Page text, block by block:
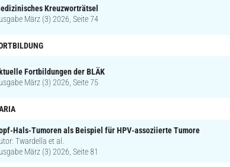
Kreuzworträtsel
März (3) 2026, Seite 74
Fortbildungen der BLÄK
März (3) 2026, Seite 75
Hals-Tumoren als Beispiel für HPV-assoziierte Tumore
Twardella et al.
März (3) 2026, Seite 81